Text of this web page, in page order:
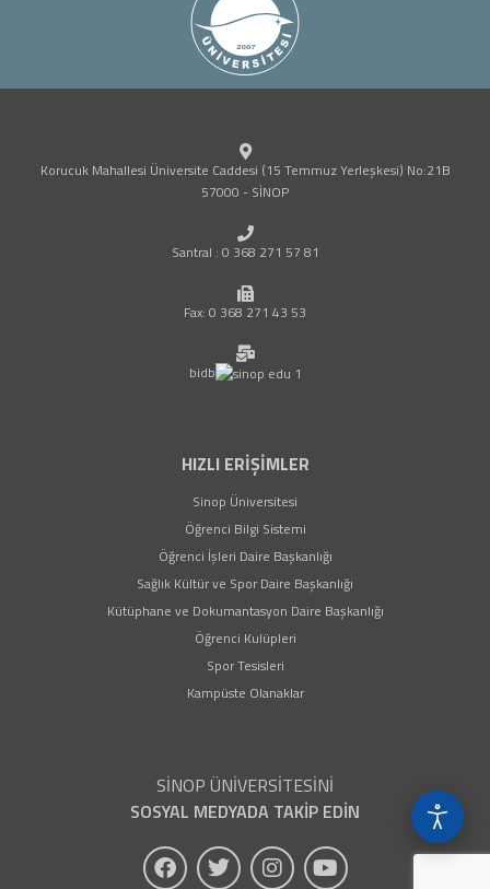
Korucuk Mahallesi Üniversite Caddesi (15 Temmuz Yerleşkesi) No:21B
57000 - SİNOP
Santral : 0 368 271 57 81
Fax: 0 368 271 43 53
bidb
HIZLI ERİŞİMLER
Sinop Üniversitesi
Öğrenci Bilgi Sistemi(yeni sekmede açılır)
Öğrenci İşleri Daire Başkanlığı(yeni sekmede açılır)
Sağlık Kültür ve Spor Daire Başkanlığı
Kütüphane ve Dokumantasyon Daire Başkanlığı(yeni sekmede
Öğrenci Kulüpleri(yeni sekmede açılır)
Spor Tesisleri(yeni sekmede açılır)
Kampüste Olanaklar(yeni sekmede açılır)
SİNOP ÜNİVERSİTESİNİ
SOSYAL MEDYADA TAKİP EDİN
(yeni sekmede açılır)
(yeni sekmede açılır)
(yeni sekmede açılır)
(yeni sekmede